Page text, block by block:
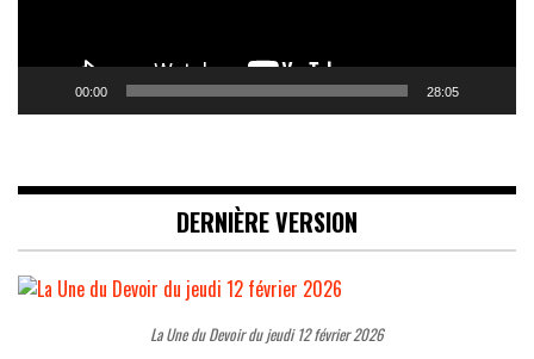
00:00 28:05
DERNIÈRE VERSION
La Une du Devoir du jeudi 12 février 2026